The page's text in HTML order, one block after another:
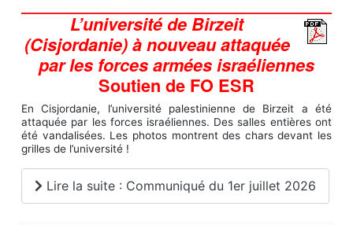
L’université de Birzeit
(Cisjordanie) à nouveau attaquée
par les forces armées israéliennes
Soutien de FO ESR
En Cisjordanie, l’université palestinienne de Birzeit a été
attaquée par les forces israéliennes. Des salles entières ont
été vandalisées. Les photos montrent des chars devant les
grilles de l’université !
Lire la suite : Communiqué du 1er juillet 2026